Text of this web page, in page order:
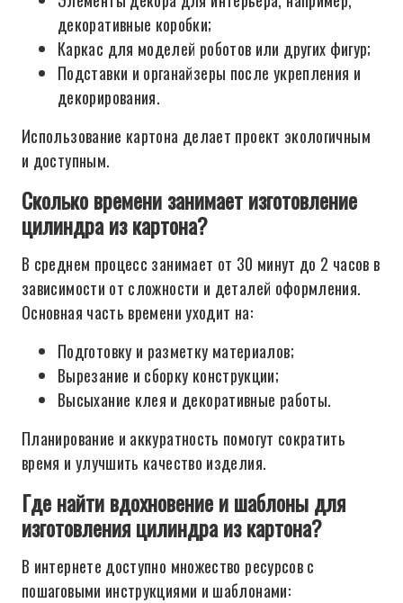
декоративные коробки;
Каркас для моделей роботов или других фигур;
Подставки и органайзеры после укрепления и
декорирования.
Использование картона делает проект экологичным
и доступным.
Сколько времени занимает изготовление
цилиндра из картона?
В среднем процесс занимает от 30 минут до 2 часов в
зависимости от сложности и деталей оформления.
Основная часть времени уходит на:
Подготовку и разметку материалов;
Вырезание и сборку конструкции;
Высыхание клея и декоративные работы.
Планирование и аккуратность помогут сократить
время и улучшить качество изделия.
Где найти вдохновение и шаблоны для
изготовления цилиндра из картона?
В интернете доступно множество ресурсов с
пошаговыми инструкциями и шаблонами: